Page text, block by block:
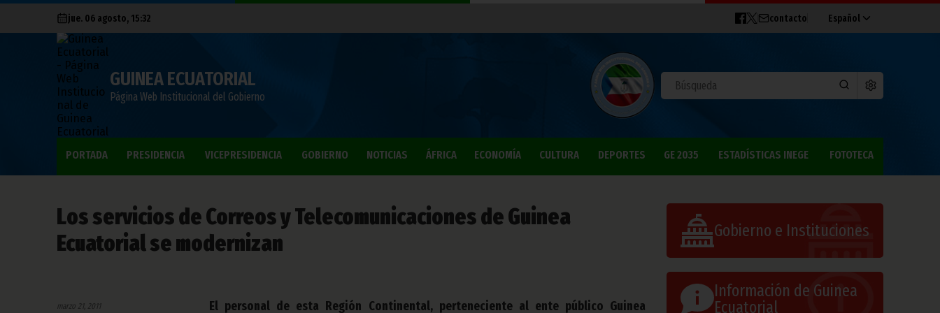
jue. 06 agosto, 15:32 contacto Español
GUINEA ECUATORIAL
Página Web Institucional del Gobierno
PORTADA PRESIDENCIA VICEPRESIDENCIA GOBIERNO NOTICIAS ÁFRICA ECONOMÍA CULTURA DEPORTES GE 2035 ESTADÍSTICAS INEGE FOTOTECA
Los servicios de Correos y Telecomunicaciones de Guinea
Ecuatorial se modernizan
marzo 21, 2011
El personal de esta Región Continental, perteneciente al ente público Guinea
Gobierno e Instituciones
Información de Guinea
Ecuatorial